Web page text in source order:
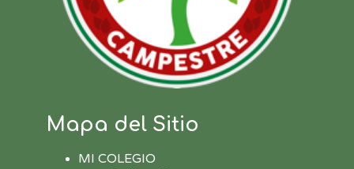
Mapa del Sitio
MI COLEGIO